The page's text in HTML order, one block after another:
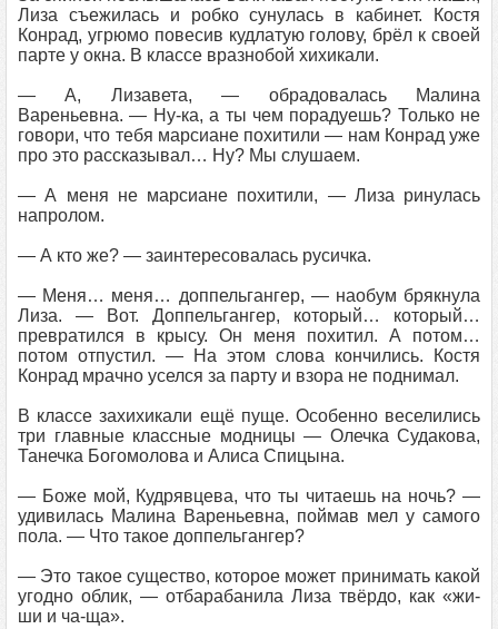
Лиза съежилась и робко сунулась в кабинет. Костя
Конрад, угрюмо повесив кудлатую голову, брёл к своей
парте у окна. В классе вразнобой хихикали.
— А, Лизавета, — обрадовалась Малина
Вареньевна. — Ну-ка, а ты чем порадуешь? Только не
говори, что тебя марсиане похитили — нам Конрад уже
про это рассказывал… Ну? Мы слушаем.
— А меня не марсиане похитили, — Лиза ринулась
напролом.
— А кто же? — заинтересовалась русичка.
— Меня… меня… доппельгангер, — наобум брякнула
Лиза. — Вот. Доппельгангер, который… который…
превратился в крысу. Он меня похитил. А потом…
потом отпустил. — На этом слова кончились. Костя
Конрад мрачно уселся за парту и взора не поднимал.
В классе захихикали ещё пуще. Особенно веселились
три главные классные модницы — Олечка Судакова,
Танечка Богомолова и Алиса Спицына.
— Боже мой, Кудрявцева, что ты читаешь на ночь? —
удивилась Малина Вареньевна, поймав мел у самого
пола. — Что такое доппельгангер?
— Это такое существо, которое может принимать какой
угодно облик, — отбарабанила Лиза твёрдо, как «жи-
ши и ча-ща».